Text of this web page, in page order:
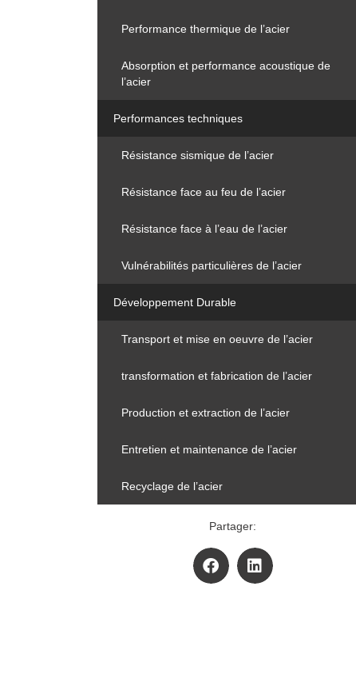
Performance thermique de l’acier
Absorption et performance acoustique de
l’acier
Performances techniques
Résistance sismique de l’acier
Résistance face au feu de l’acier
Résistance face à l’eau de l’acier
Vulnérabilités particulières de l’acier
Développement Durable
Transport et mise en oeuvre de l’acier
transformation et fabrication de l’acier
Production et extraction de l’acier
Entretien et maintenance de l’acier
Recyclage de l’acier
Partager: